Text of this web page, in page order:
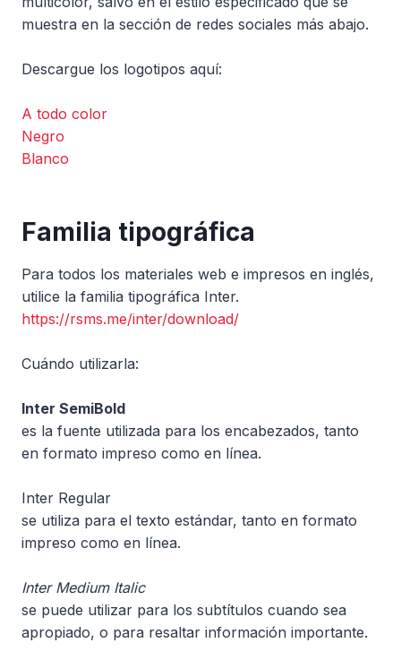
muestra en la sección de redes sociales más abajo.
Descargue los logotipos aquí:
A todo color
Negro
Blanco
Familia tipográfica
Para todos los materiales web e impresos en inglés,
utilice la familia tipográfica Inter.
https://rsms.me/inter/download/
Cuándo utilizarla:
Inter SemiBold
es la fuente utilizada para los encabezados, tanto
en formato impreso como en línea.
Inter Regular
se utiliza para el texto estándar, tanto en formato
impreso como en línea.
Inter Medium Italic
se puede utilizar para los subtítulos cuando sea
apropiado, o para resaltar información importante.